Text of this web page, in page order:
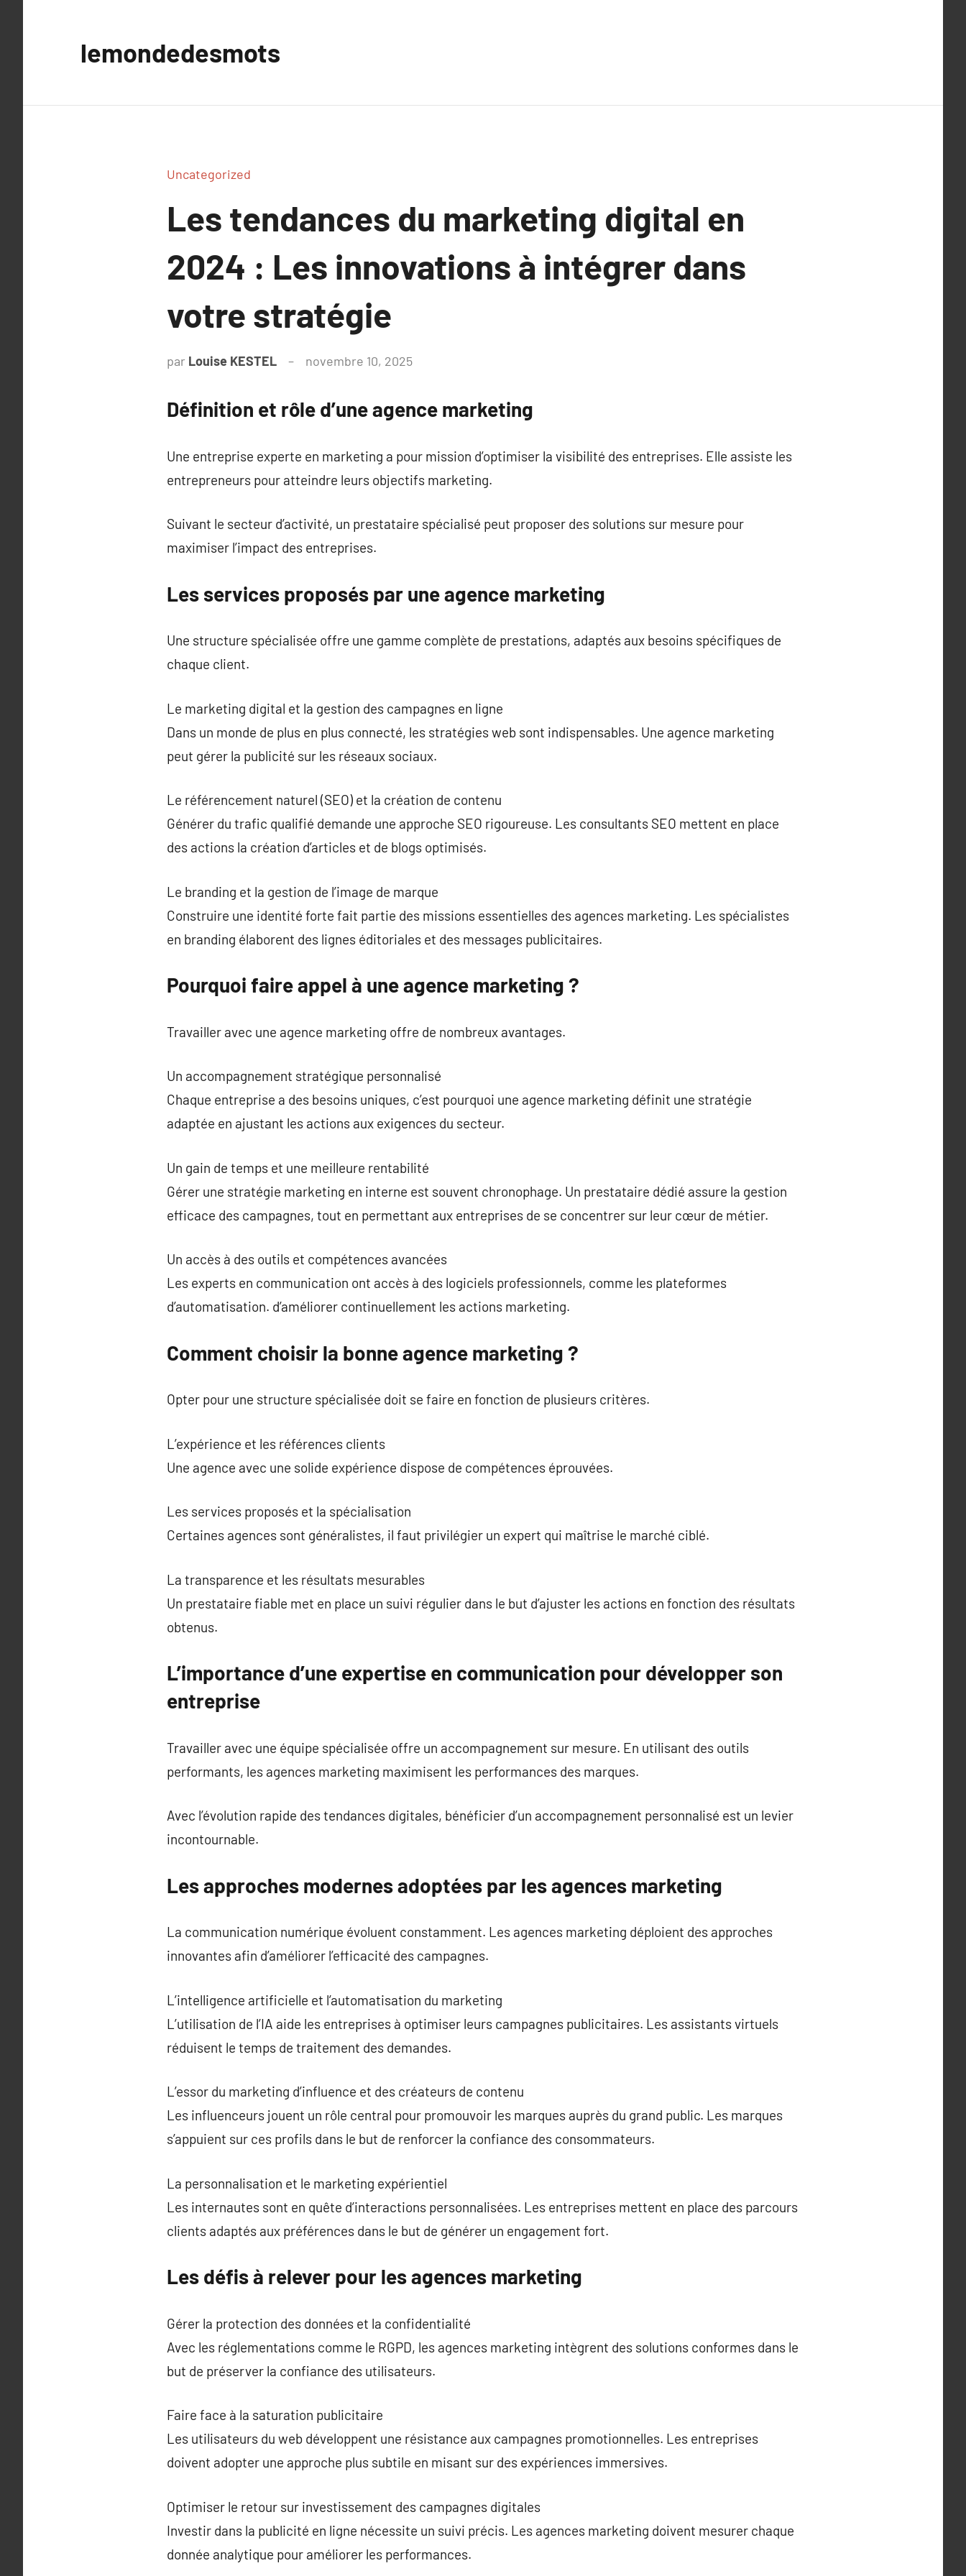
lemondedesmots
Uncategorized
Les tendances du marketing digital en
2024 : Les innovations à intégrer dans
votre stratégie
par Louise KESTEL novembre 10, 2025
Définition et rôle d’une agence marketing
Une entreprise experte en marketing a pour mission d’optimiser la visibilité des entreprises. Elle assiste les
entrepreneurs pour atteindre leurs objectifs marketing.
Suivant le secteur d’activité, un prestataire spécialisé peut proposer des solutions sur mesure pour
maximiser l’impact des entreprises.
Les services proposés par une agence marketing
Une structure spécialisée offre une gamme complète de prestations, adaptés aux besoins spécifiques de
chaque client.
Le marketing digital et la gestion des campagnes en ligne
Dans un monde de plus en plus connecté, les stratégies web sont indispensables. Une agence marketing
peut gérer la publicité sur les réseaux sociaux.
Le référencement naturel (SEO) et la création de contenu
Générer du trafic qualifié demande une approche SEO rigoureuse. Les consultants SEO mettent en place
des actions la création d’articles et de blogs optimisés.
Le branding et la gestion de l’image de marque
Construire une identité forte fait partie des missions essentielles des agences marketing. Les spécialistes
en branding élaborent des lignes éditoriales et des messages publicitaires.
Pourquoi faire appel à une agence marketing ?
Travailler avec une agence marketing offre de nombreux avantages.
Un accompagnement stratégique personnalisé
Chaque entreprise a des besoins uniques, c’est pourquoi une agence marketing définit une stratégie
adaptée en ajustant les actions aux exigences du secteur.
Un gain de temps et une meilleure rentabilité
Gérer une stratégie marketing en interne est souvent chronophage. Un prestataire dédié assure la gestion
efficace des campagnes, tout en permettant aux entreprises de se concentrer sur leur cœur de métier.
Un accès à des outils et compétences avancées
Les experts en communication ont accès à des logiciels professionnels, comme les plateformes
d’automatisation. d’améliorer continuellement les actions marketing.
Comment choisir la bonne agence marketing ?
Opter pour une structure spécialisée doit se faire en fonction de plusieurs critères.
L’expérience et les références clients
Une agence avec une solide expérience dispose de compétences éprouvées.
Les services proposés et la spécialisation
Certaines agences sont généralistes, il faut privilégier un expert qui maîtrise le marché ciblé.
La transparence et les résultats mesurables
Un prestataire fiable met en place un suivi régulier dans le but d’ajuster les actions en fonction des résultats
obtenus.
L’importance d’une expertise en communication pour développer son
entreprise
Travailler avec une équipe spécialisée offre un accompagnement sur mesure. En utilisant des outils
performants, les agences marketing maximisent les performances des marques.
Avec l’évolution rapide des tendances digitales, bénéficier d’un accompagnement personnalisé est un levier
incontournable.
Les approches modernes adoptées par les agences marketing
La communication numérique évoluent constamment. Les agences marketing déploient des approches
innovantes afin d’améliorer l’efficacité des campagnes.
L’intelligence artificielle et l’automatisation du marketing
L’utilisation de l’IA aide les entreprises à optimiser leurs campagnes publicitaires. Les assistants virtuels
réduisent le temps de traitement des demandes.
L’essor du marketing d’influence et des créateurs de contenu
Les influenceurs jouent un rôle central pour promouvoir les marques auprès du grand public. Les marques
s’appuient sur ces profils dans le but de renforcer la confiance des consommateurs.
La personnalisation et le marketing expérientiel
Les internautes sont en quête d’interactions personnalisées. Les entreprises mettent en place des parcours
clients adaptés aux préférences dans le but de générer un engagement fort.
Les défis à relever pour les agences marketing
Gérer la protection des données et la confidentialité
Avec les réglementations comme le RGPD, les agences marketing intègrent des solutions conformes dans le
but de préserver la confiance des utilisateurs.
Faire face à la saturation publicitaire
Les utilisateurs du web développent une résistance aux campagnes promotionnelles. Les entreprises
doivent adopter une approche plus subtile en misant sur des expériences immersives.
Optimiser le retour sur investissement des campagnes digitales
Investir dans la publicité en ligne nécessite un suivi précis. Les agences marketing doivent mesurer chaque
donnée analytique pour améliorer les performances.